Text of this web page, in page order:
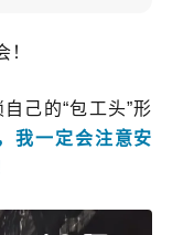
己的“包工头”形
我一定会注意安